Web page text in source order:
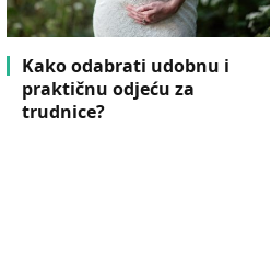
Kako odabrati udobnu i
praktičnu odjeću za
trudnice?